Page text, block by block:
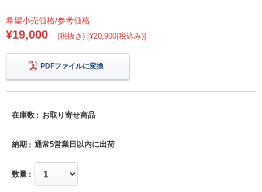
希望小売価格/参考価格
¥19,000 (税抜き) [¥20,900(税込み)]
PDFファイルに変換
在庫数 お取り寄せ商品
納期 通常5営業日以内に出荷
数量